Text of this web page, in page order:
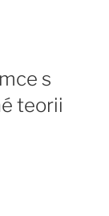
s
teorii